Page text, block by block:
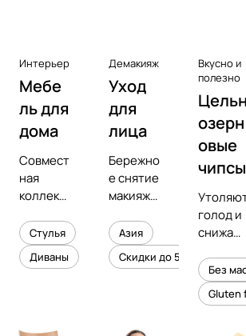
Интерьер
Мебе
ль для
дома
Совмест
ная
коллекц
предмет
ным
дизайне
Стулья
Диваны
Демакияж
Уход
для
лица
Бережно
е снятие
макияжа
увлажне
ние
кожи
Азия
Скидки до 50%
Вкусно и
полезно
Цельн
озерн
овые
чипсы
голод и
снижают
холесте
рина
Без
Gluten